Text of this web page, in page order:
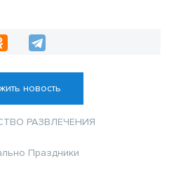
новость
РАЗВЛЕЧЕНИЯ
Праздники